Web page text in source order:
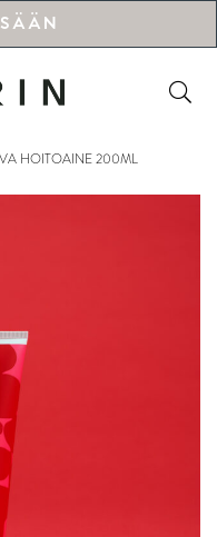
HOITOAINE 200ML